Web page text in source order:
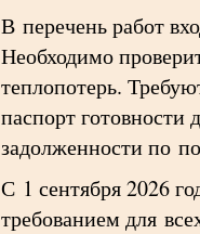
В перечень работ
Необходимо
теплопотерь.
паспорт
задолженности по
С 1 сентября 2026
требованием для